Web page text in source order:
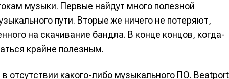
музыки. Первые найдут много полезной
пути. Вторые же ничего не потеряют,
на скачивание бандла. В конце концов, когда-
крайне полезным.
отсутствии какого-либо музыкального ПО. Beatport